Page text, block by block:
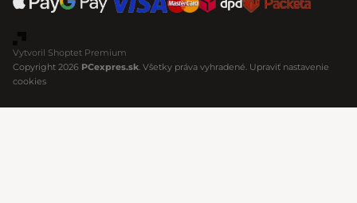
Vytvoril Shoptet Premium
Copyright 2026 PCexpres.sk . Všetky práva vyhradené. Upraviť nastavenie
cookies